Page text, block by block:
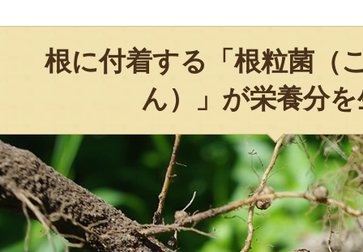
根に付着する「根粒菌（
ん）」が栄養分